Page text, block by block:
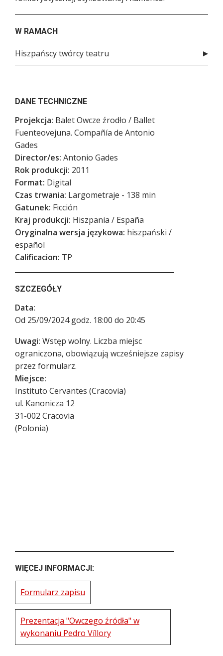
W RAMACH
Hiszpańscy twórcy teatru
DANE TECHNICZNE
Projekcja: Balet Owcze źrodło / Ballet
Fuenteovejuna. Compañía de Antonio
Gades
Director/es: Antonio Gades
Rok produkcji: 2011
Format: Digital
Czas trwania: Largometraje - 138 min
Gatunek: Ficción
Kraj produkcji: Hiszpania / España
Oryginalna wersja językowa: hiszpański /
español
Calificacion: TP
SZCZEGÓŁY
Data:
Od 25/09/2024 godz. 18:00 do 20:45
Uwagi: Wstęp wolny. Liczba miejsc
ograniczona, obowiązują wcześniejsze zapisy
przez formularz.
Miejsce:
Instituto Cervantes (Cracovia)
ul. Kanonicza 12
31-002 Cracovia
(Polonia)
WIĘCEJ INFORMACJI:
Formularz zapisu
Prezentacja "Owczego źródła" w
wykonaniu Pedro Víllory